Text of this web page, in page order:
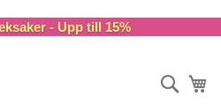
- Upp till 15%
Sök